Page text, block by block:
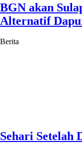
BGN akan
Alternatif
Berita
Sehari Setelah